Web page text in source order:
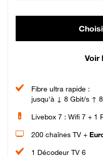
Voir
Fibre ultra rapide :
jusqu'à ↓ 8 Gbit/s ↑
Livebox 7 : Wifi 7 + 1
200 chaînes TV +
1 Décodeur TV 6